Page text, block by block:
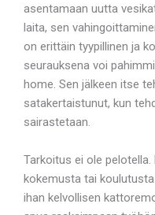
asentamaan uutta
laita, sen
on erittäin tyypillinen ja
seurauksena voi
home. Sen jälkeen itse
satakertaistunut, kun
sairastetaan.
Tarkoitus ei ole
kokemusta tai
ihan kelvollisen